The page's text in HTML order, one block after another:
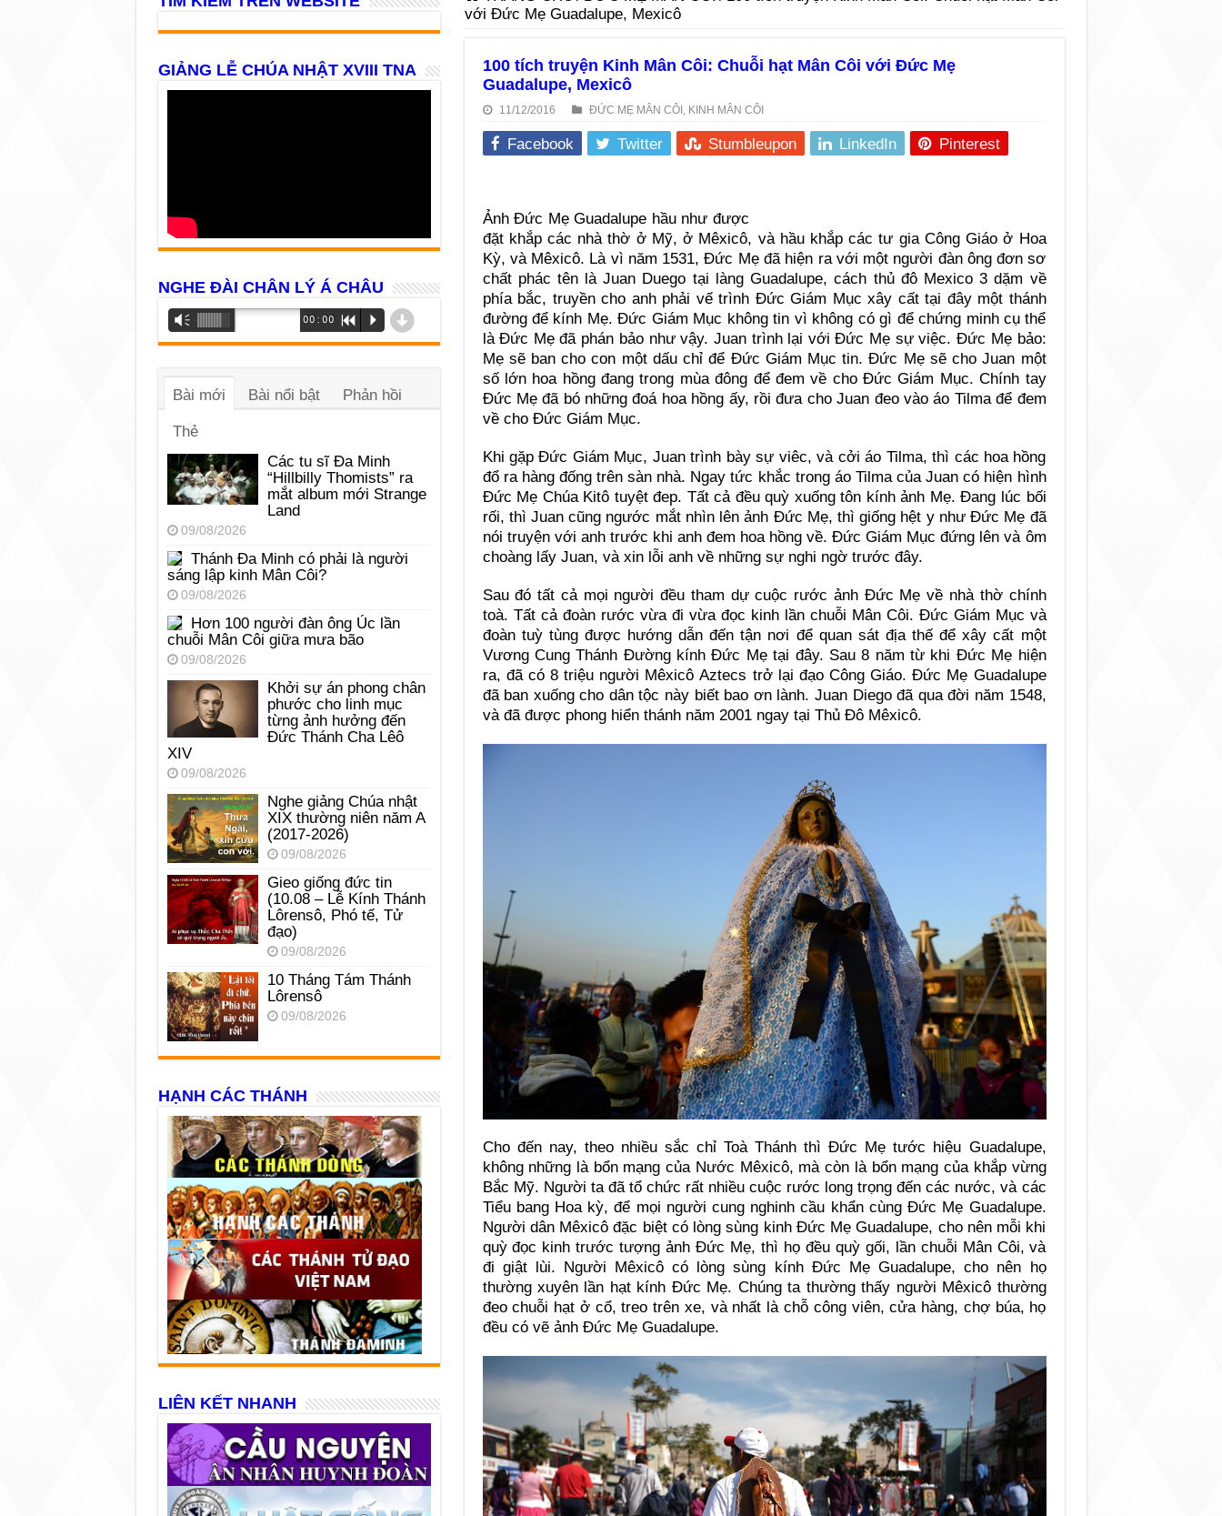
với Đức Mẹ Guadalupe, Mexicô
100 tích truyện Kinh Mân Côi: Chuỗi hạt Mân Côi với Đức Mẹ
Guadalupe, Mexicô
11/12/2016 ĐỨC MẸ MÂN CÔI , KINH MÂN CÔI
Facebook Twitter Stumbleupon LinkedIn Pinterest
Ảnh Đức Mẹ Guadalupe hầu như được
đặt khắp các nhà thờ ở Mỹ, ở Mêxicô, và hầu khắp các tư gia Công Giáo ở Hoa
Kỳ, và Mêxicô. Là vì năm 1531, Đức Mẹ đã hiện ra với một người đàn ông đơn sơ
chất phác tên là Juan Duego tại làng Guadalupe, cách thủ đô Mexico 3 dặm về
phía bắc, truyền cho anh phải vế trình Đức Giám Mục xây cất tại đây một thánh
đường để kính Mẹ. Đức Giám Mục không tin vì không có gì để chứng minh cụ thể
là Đức Mẹ đã phán bảo như vậy. Juan trình lại với Đức Mẹ sự việc. Đức Mẹ bảo:
Mẹ sẽ ban cho con một dấu chỉ để Đức Giám Mục tin. Đức Mẹ sẽ cho Juan một
số lớn hoa hồng đang trong mùa đông để đem về cho Đức Giám Mục. Chính tay
Đức Mẹ đã bó những đoá hoa hồng ấy, rồi đưa cho Juan đeo vào áo Tilma để đem
về cho Đức Giám Mục.
Khi gặp Đức Giám Mục, Juan trình bày sự viêc, và cởi áo Tilma, thì các hoa hồng
đổ ra hàng đống trên sàn nhà. Ngay tức khắc trong áo Tilma của Juan có hiện hình
Đức Mẹ Chúa Kitô tuyệt đep. Tất cả đều quỳ xuống tôn kính ảnh Mẹ. Đang lúc bối
rối, thì Juan cũng ngước mắt nhìn lên ảnh Đức Mẹ, thì giống hệt y như Đức Mẹ đã
nói truyện với anh trước khi anh đem hoa hồng về. Đức Giám Mục đứng lên và ôm
choàng lấy Juan, và xin lỗi anh về những sự nghi ngờ trước đây.
Sau đó tất cả mọi người đều tham dự cuộc rước ảnh Đức Mẹ về nhà thờ chính
toà. Tất cả đoàn rước vừa đi vừa đọc kinh lần chuỗi Mân Côi. Đức Giám Mục và
đoàn tuỳ tùng được hướng dẫn đến tận nơi để quan sát địa thế để xây cất một
Vương Cung Thánh Đường kính Đức Mẹ tại đây. Sau 8 năm từ khi Đức Mẹ hiện
ra, đã có 8 triệu người Mêxicô Aztecs trở lại đạo Công Giáo. Đức Mẹ Guadalupe
đã ban xuống cho dân tộc này biết bao ơn lành. Juan Diego đã qua đời năm 1548,
và đã được phong hiển thánh năm 2001 ngay tại Thủ Đô Mêxicô.
Cho đến nay, theo nhiều sắc chỉ Toà Thánh thì Đức Mẹ tước hiệu Guadalupe,
không những là bổn mạng của Nước Mêxicô, mà còn là bổn mạng của khắp vừng
Bắc Mỹ. Người ta đã tổ chức rất nhiều cuộc rước long trọng đến các nước, và các
Tiểu bang Hoa kỳ, để mọi người cung nghinh cầu khẩn cùng Đức Mẹ Guadalupe.
Người dân Mêxicô đặc biệt có lòng sùng kinh Đức Mẹ Guadalupe, cho nên mỗi khi
quỳ đọc kinh trước tượng ảnh Đức Mẹ, thì họ đều quỳ gối, lần chuỗi Mân Côi, và
đi giật lùi. Người Mêxicô có lòng sùng kính Đức Mẹ Guadalupe, cho nên họ
thường xuyên lần hạt kính Đức Mẹ. Chúng ta thường thấy người Mêxicô thường
đeo chuỗi hạt ở cổ, treo trên xe, và nhất là chỗ công viên, cửa hàng, chợ búa, họ
đều có vẽ ảnh Đức Mẹ Guadalupe.
GIẢNG LỄ CHÚA NHẬT XVIII TNA
NGHE ĐÀI CHÂN LÝ Á CHÂU
Trình
phát
âm
Vm 00:00 R P d
Bài mới Bài nổi bật Phản hồi
Thẻ
Các tu sĩ Đa Minh
“Hillbilly Thomists” ra
mắt album mới Strange
Land
09/08/2026
Thánh Đa Minh có phải là người
sáng lập kinh Mân Côi?
09/08/2026
Hơn 100 người đàn ông Úc lần
chuỗi Mân Côi giữa mưa bão
09/08/2026
Khởi sự án phong chân
phước cho linh mục
từng ảnh hưởng đến
Đức Thánh Cha Lêô
XIV
09/08/2026
Nghe giảng Chúa nhật
XIX thường niên năm A
(2017-2026)
09/08/2026
Gieo giống đức tin
(10.08 – Lễ Kính Thánh
Lôrensô, Phó tế, Tử
đạo)
09/08/2026
10 Tháng Tám Thánh
Lôrensô
09/08/2026
HẠNH CÁC THÁNH
LIÊN KẾT NHANH